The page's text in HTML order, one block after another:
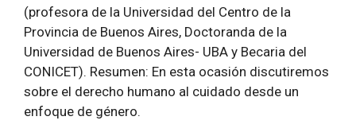
(profesora de la Universidad del Centro de la
Provincia de Buenos Aires, Doctoranda de la
Universidad de Buenos Aires- UBA y Becaria del
CONICET). Resumen: En esta ocasión discutiremos
sobre el derecho humano al cuidado desde un
enfoque de género.